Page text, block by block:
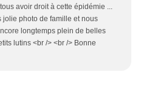
avoir droit à cette épidémie ...
jolie photo de famille et nous
longtemps plein de belles
lutins <br /> <br /> Bonne